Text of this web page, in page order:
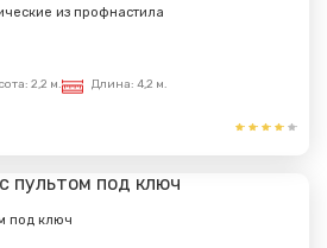
из профнастила
2,2 м. Длина: 4,2 м.
под ключ